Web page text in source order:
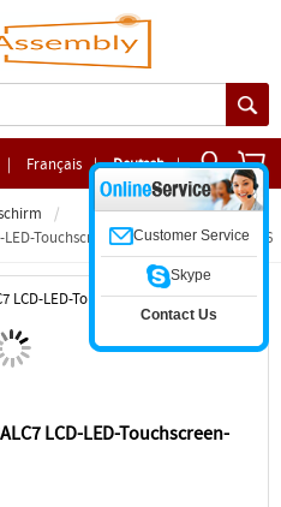
| Français | Deutsch |
Touchscreen-Baugruppe 5D10S39796
LCD-LED-Touchscreen-
Customer Service
Skype
Contact Us